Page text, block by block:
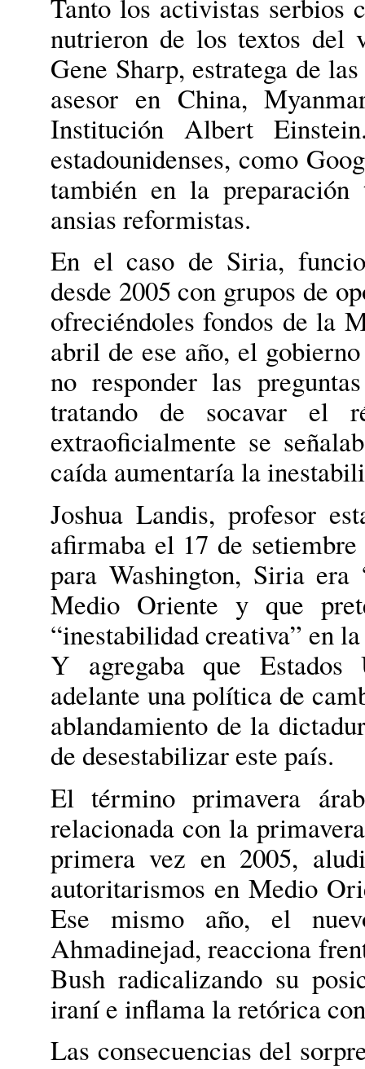
nutrieron de los textos del
Gene Sharp, estratega de
asesor en China,
Institución Albert
estadounidenses, como
también en la
ansias reformistas.
En el caso de Siria,
desde 2005 con grupos de
ofreciéndoles fondos de la
abril de ese año, el
no responder las
tratando de socavar el
extraoficialmente se
caída aumentaría la
Joshua Landis, profesor
afirmaba el 17 de
para Washington, Siria
Medio Oriente y que
“inestabilidad creativa” en
Y agregaba que Estados
adelante una política de
ablandamiento de la
de desestabilizar este país.
El término primavera
relacionada con la
primera vez en 2005,
autoritarismos en Medio
Ese mismo año, el
Ahmadinejad, reacciona
Bush radicalizando su
iraní e inflama la retórica
Las consecuencias del